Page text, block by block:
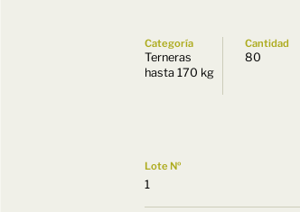
Categoría
Terneras
hasta 170 kg
Cantidad
80
Lote Nº
1